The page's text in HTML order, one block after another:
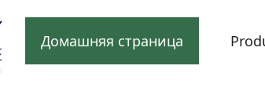
Домашняя страница